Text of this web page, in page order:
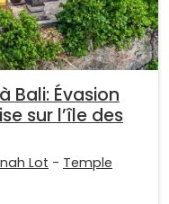
Bali: Évasion
sur l’île des
Lot - Temple